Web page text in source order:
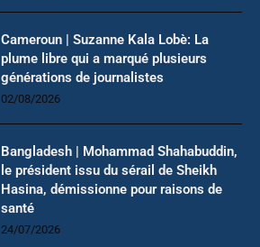
Cameroun | Suzanne Kala Lobè: La
plume libre qui a marqué plusieurs
générations de journalistes
02/08/2026
Bangladesh | Mohammad Shahabuddin,
le président issu du sérail de Sheikh
Hasina, démissionne pour raisons de
santé
24/07/2026